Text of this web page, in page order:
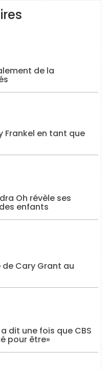
de la
Frankel en tant que
Oh révèle ses
enfants
Cary Grant au
dit une fois que CBS
pour être»